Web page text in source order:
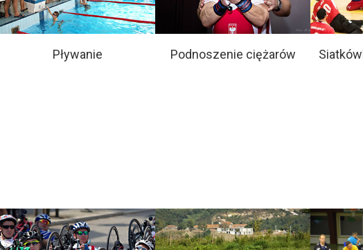
Pływanie Podnoszenie ciężarów